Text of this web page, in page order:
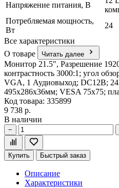
Напряжение питания, В
Потребляемая мощность,
Вт
24
Все характеристики
О товаре
Читать далее
Монитор 21.5", Разрешение
контрастность 3000:1; угол
VGA, 1 Аудиовыход; DC12В;
495х286х36мм; VESA 75х75;
Код товара: 335899
9 738 р.
В наличии
−
Купить Быстрый заказ
Описание
Характеристики